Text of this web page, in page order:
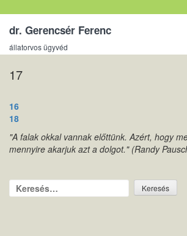
dr. Gerencsér Ferenc
állatorvos ügyvéd
17
Bejegyzés
navigáció
16
18
"A falak okkal vannak előttünk. Azért, hogy
mennyire akarjuk azt a dolgot." (Randy
Keresés: